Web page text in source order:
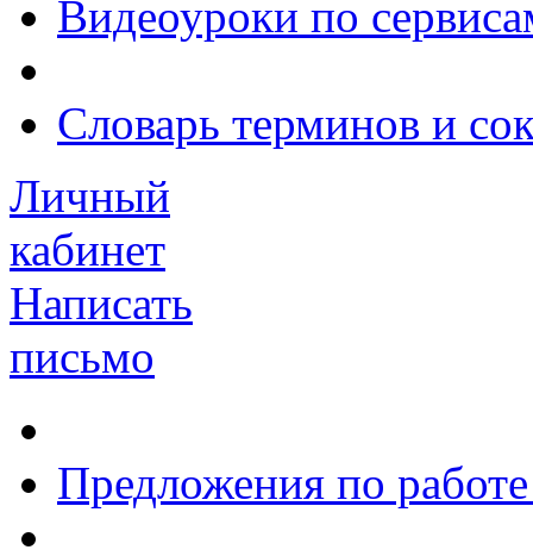
Видеоуроки по
Словарь терминов и
Личный
кабинет
Написать
письмо
Предложения по работе